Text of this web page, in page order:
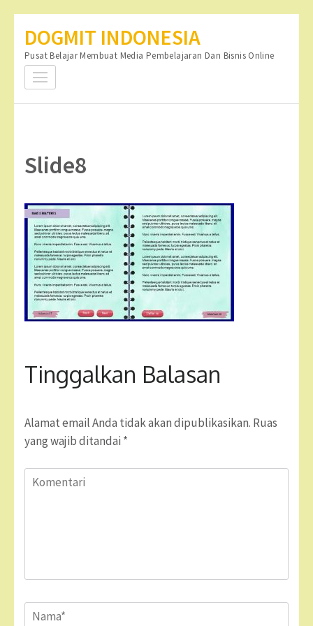
konten
(Tekan
DOGMIT INDONESIA
Pusat Belajar Membuat Media Pembelajaran Dan Bisnis Online
Slide8
Tinggalkan Balasan
Alamat email Anda tidak akan dipublikasikan. Ruas
yang wajib ditandai *
Komentari
Name*